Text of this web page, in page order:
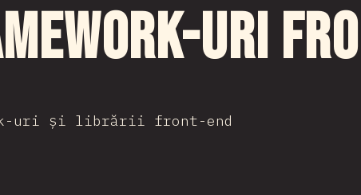
uri
uri și librării front-end